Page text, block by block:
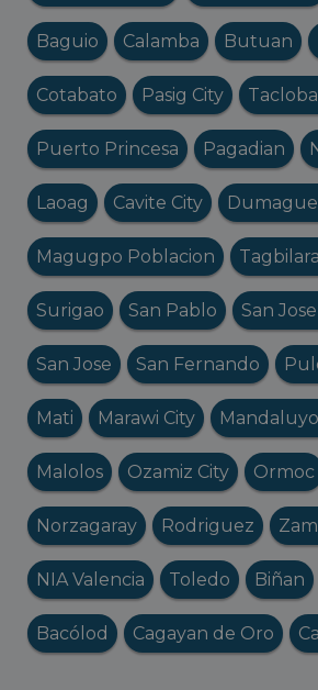
Baguio Calamba Butuan
Cotabato Pasig City
Puerto Princesa Pagadian
Laoag Cavite City
Magugpo Poblacion
Surigao San Pablo San
San Jose San Fernando
Mati Marawi City
Malolos Ozamiz City Ormoc
Norzagaray Rodriguez
NIA Valencia Toledo Biñan
Bacólod Cagayan de Oro